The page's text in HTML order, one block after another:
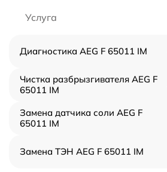
Услуга
Диагностика AEG F 65011 IM
Чистка разбрызгивателя AEG F
65011 IM
Замена датчика соли AEG F
65011 IM
Замена ТЭН AEG F 65011 IM